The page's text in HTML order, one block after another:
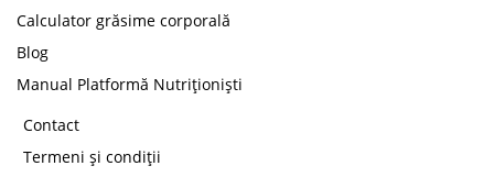
Calculator grăsime corporală
Blog
Manual Platformă Nutriționiști
Contact
Termeni și condiții